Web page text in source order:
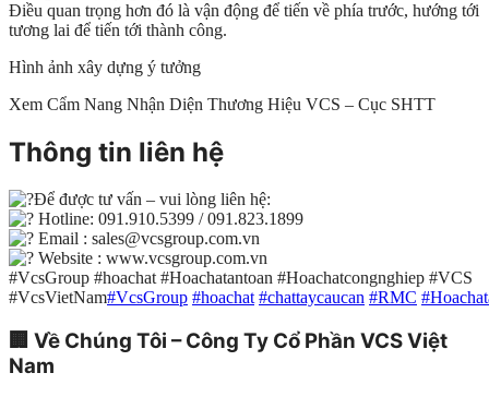
Điều quan trọng hơn đó là vận động để tiến về phía trước, hướng tới
tương lai để tiến tới thành công.
Hình ảnh xây dựng ý tưởng
Xem Cẩm Nang Nhận Diện Thương Hiệu VCS – Cục SHTT
Thông tin liên hệ
Để được tư vấn – vui lòng liên hệ:
Hotline: 091.910.5399 / 091.823.1899
Email : sales@vcsgroup.com.vn
Website : www.vcsgroup.com.vn
#VcsGroup #hoachat #Hoachatantoan #Hoachatcongnghiep #VCS
#VcsVietNam#VcsGroup #hoachat #chattaycaucan #RMC
🏢 Về Chúng Tôi – Công Ty Cổ Phần VCS Việt
Nam